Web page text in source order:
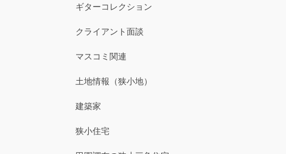
ギターコレクション
クライアント面談
マスコミ関連
土地情報（狭小地）
建築家
狭小住宅